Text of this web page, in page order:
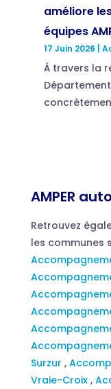
améliore
équipes
17 Juin 2026
À travers la
AMPER
Retrouvez
les communes
Surzur ,
Vraie-Croix ,